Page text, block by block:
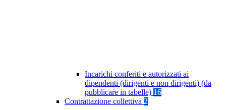
Incarichi conferiti e autorizzati ai
dipendenti (dirigenti e non dirigenti) (da
pubblicare in tabelle) 16
Contrattazione collettiva 2